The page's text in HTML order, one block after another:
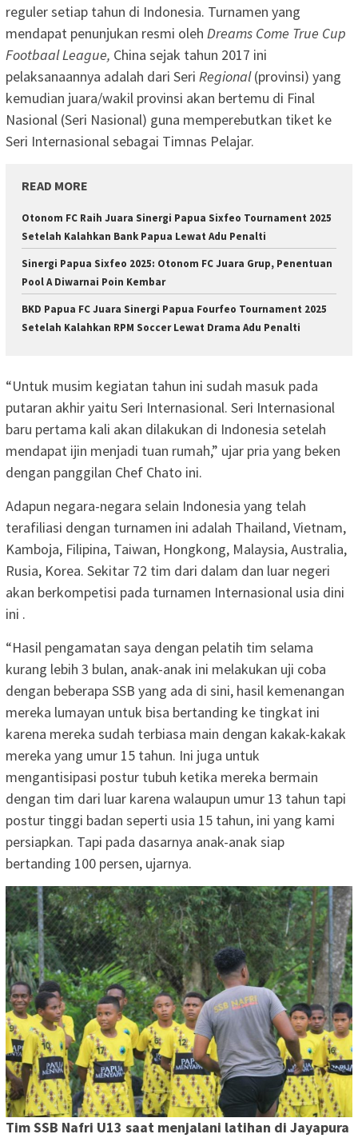
reguler setiap tahun di Indonesia. Turnamen yang
mendapat penunjukan resmi oleh Dreams Come True Cup
Footbaal League, China sejak tahun 2017 ini
pelaksanaannya adalah dari Seri Regional(provinsi) yang
kemudian juara/wakil provinsi akan bertemu di Final
Nasional (Seri Nasional) guna memperebutkan tiket ke
Seri Internasional sebagai Timnas Pelajar.
READ MORE
Otonom FC Raih Juara Sinergi Papua Sixfeo Tournament 2025
Setelah Kalahkan Bank Papua Lewat Adu Penalti
Sinergi Papua Sixfeo 2025: Otonom FC Juara Grup, Penentuan
Pool A Diwarnai Poin Kembar
BKD Papua FC Juara Sinergi Papua Fourfeo Tournament 2025
Setelah Kalahkan RPM Soccer Lewat Drama Adu Penalti
“Untuk musim kegiatan tahun ini sudah masuk pada
putaran akhir yaitu Seri Internasional. Seri Internasional
baru pertama kali akan dilakukan di Indonesia setelah
mendapat ijin menjadi tuan rumah,” ujar pria yang beken
dengan panggilan Chef Chato ini.
Adapun negara-negara selain Indonesia yang telah
terafiliasi dengan turnamen ini adalah Thailand, Vietnam,
Kamboja, Filipina, Taiwan, Hongkong, Malaysia, Australia,
Rusia, Korea. Sekitar 72 tim dari dalam dan luar negeri
akan berkompetisi pada turnamen Internasional usia dini
ini .
“Hasil pengamatan saya dengan pelatih tim selama
kurang lebih 3 bulan, anak-anak ini melakukan uji coba
dengan beberapa SSB yang ada di sini, hasil kemenangan
mereka lumayan untuk bisa bertanding ke tingkat ini
karena mereka sudah terbiasa main dengan kakak-kakak
mereka yang umur 15 tahun. Ini juga untuk
mengantisipasi postur tubuh ketika mereka bermain
dengan tim dari luar karena walaupun umur 13 tahun tapi
postur tinggi badan seperti usia 15 tahun, ini yang kami
persiapkan. Tapi pada dasarnya anak-anak siap
bertanding 100 persen, ujarnya.
Tim SSB Nafri U13 saat menjalani latihan di Jayapura